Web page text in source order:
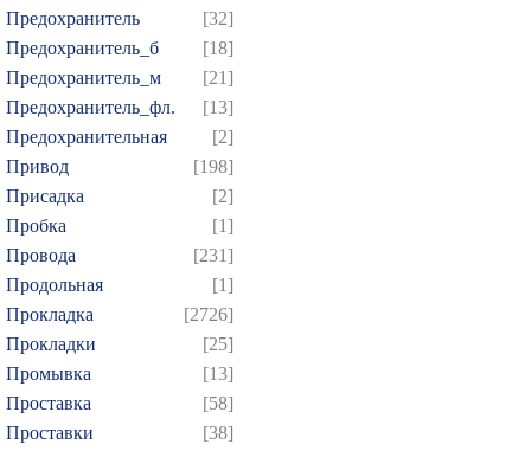
Предохранитель
[32]
Предохранитель_б
[18]
Предохранитель_м
[21]
Предохранитель_фл.
[13]
Предохранительная
[2]
Привод
[198]
Присадка
[2]
Пробка
[1]
Провода
[231]
Продольная
[1]
Прокладка
[2726]
Прокладки
[25]
Промывка
[13]
Проставка
[58]
Проставки
[38]